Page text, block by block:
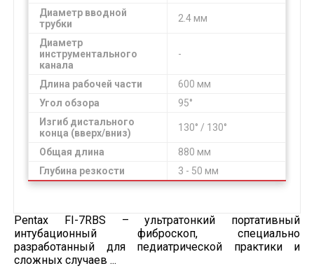
Диаметр вводной
трубки
2.4 мм
Диаметр
инструментального
канала
-
Длина рабочей части
600 мм
Угол обзора
95°
Изгиб дистального
конца (вверх/вниз)
130° / 130°
Общая длина
880 мм
Глубина резкости
3 - 50 мм
Pentax FI-7RBS – ультратонкий портативный
интубационный фиброскоп, специально
разработанный для педиатрической практики и
сложных случаев ...